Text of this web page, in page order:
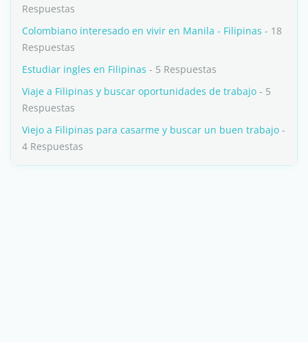
Respuestas
Colombiano interesado en vivir en Manila - Filipinas - 18
Respuestas
Estudiar ingles en Filipinas - 5 Respuestas
Viaje a Filipinas y buscar oportunidades de trabajo - 5
Respuestas
Viejo a Filipinas para casarme y buscar un buen trabajo -
4 Respuestas